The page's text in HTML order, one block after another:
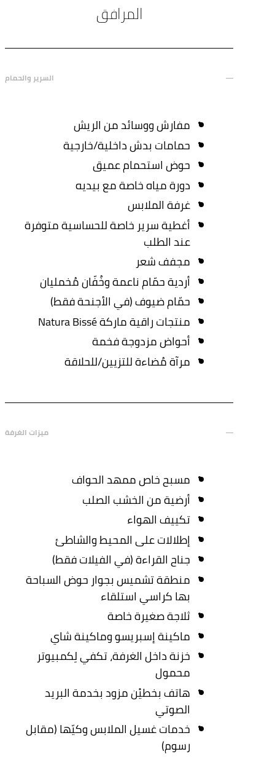
المرافق
السرير والحمام
مفارش ووسائد من الريش
حمامات بدش داخلية/خارجية
حوض استحمام عميق
دورة مياه خاصة مع بيديه
غرفة الملابس
أغطية سرير خاصة للحساسية متوفرة
عند الطلب
مجفف شعر
أردية حمّام ناعمة وخُفّان مُخمليان
حمّام ضيوف (في الأجنحة فقط)
منتجات راقية ماركة Natura Bissé
أحواض مزدوجة فخمة
مرآة مُضاءة للتزيين/للحلاقة
ميزات الغرفة
مسبح خاص ممهد الحواف
أرضية من الخشب الصلب
تكييف الهواء
إطلالات على المحيط والشاطئ
جناح القراءة (في الفيلات فقط)
منطقة تشميس بجوار حوض السباحة
بها كراسي استلقاء
ثلاجة صغيرة خاصة
ماكينة إسبريسو وماكينة شاي
خزنة داخل الغرفة، تكفي لِكمبيوتر
محمول
هاتف بخطيْن مزود بخدمة البريد
الصوتي
خدمات غسيل الملابس وكيّها (مقابل
رسوم)